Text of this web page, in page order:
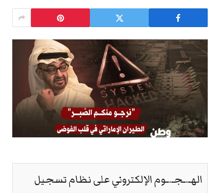
الهـ.ـجـ.ـوم الإلكتروني على نظام تسجيل